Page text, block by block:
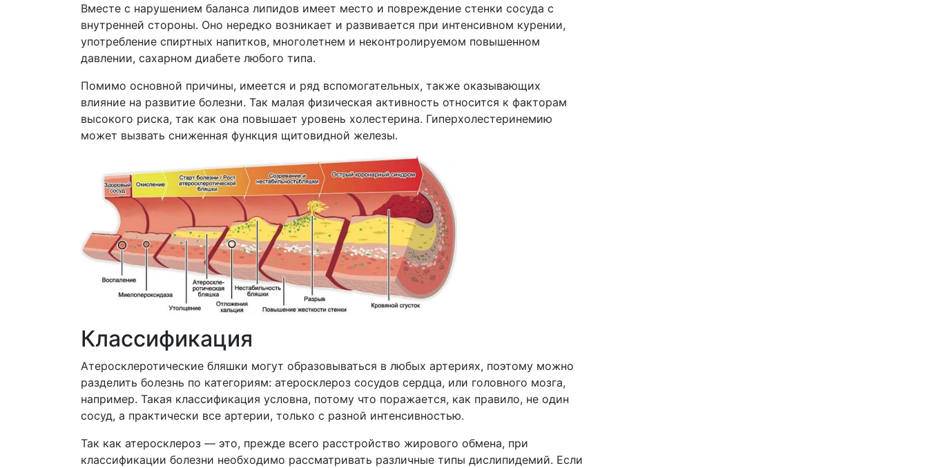
Вместе с нарушением баланса липидов имеет место и повреждение стенки сосуда с
внутренней стороны. Оно нередко возникает и развивается при интенсивном курении,
употребление спиртных напитков, многолетнем и неконтролируемом повышенном
давлении, сахарном диабете любого типа.
Помимо основной причины, имеется и ряд вспомогательных, также оказывающих
влияние на развитие болезни. Так малая физическая активность относится к факторам
высокого риска, так как она повышает уровень холестерина. Гиперхолестеринемию
может вызвать сниженная функция щитовидной железы.
Классификация
Атеросклеротические бляшки могут образовываться в любых артериях, поэтому можно
разделить болезнь по категориям: атеросклероз сосудов сердца, или головного мозга,
например. Такая классификация условна, потому что поражается, как правило, не один
сосуд, а практически все артерии, только с разной интенсивностью.
Так как атеросклероз — это, прежде всего расстройство жирового обмена, при
классификации болезни необходимо рассматривать различные типы дислипидемий. Если